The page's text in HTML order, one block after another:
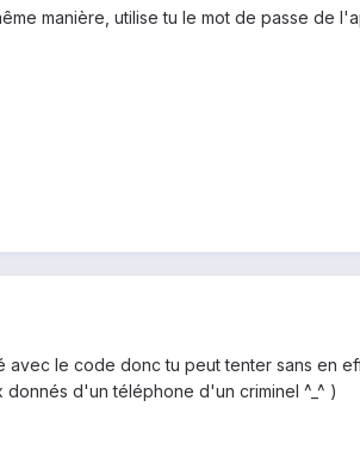
manière, utilise tu le mot de passe de
avec le code donc tu peut tenter sans en
d'un téléphone d'un criminel ^_^ )